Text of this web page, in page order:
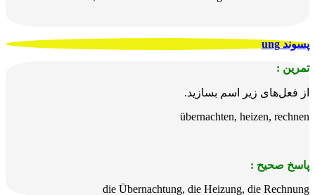
پسوند ung
تمرین :
از فعل‌های زیر اسم بسازید.
übernachten, heizen, rechnen
پاسخ صحیح :
die Übernachtung, die Heizung, die Rechnung